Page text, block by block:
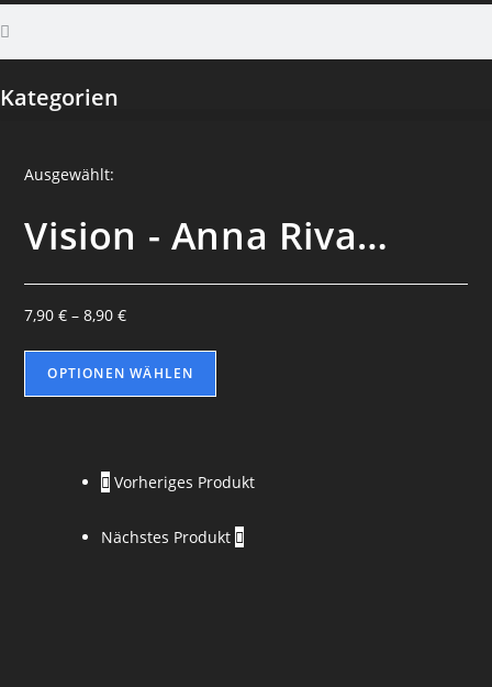
Kategorien
Ausgewählt:
Vision - Anna Riva…
7,90€ –8,90€
OPTIONEN WÄHLEN
Vorheriges Produkt
Nächstes Produkt